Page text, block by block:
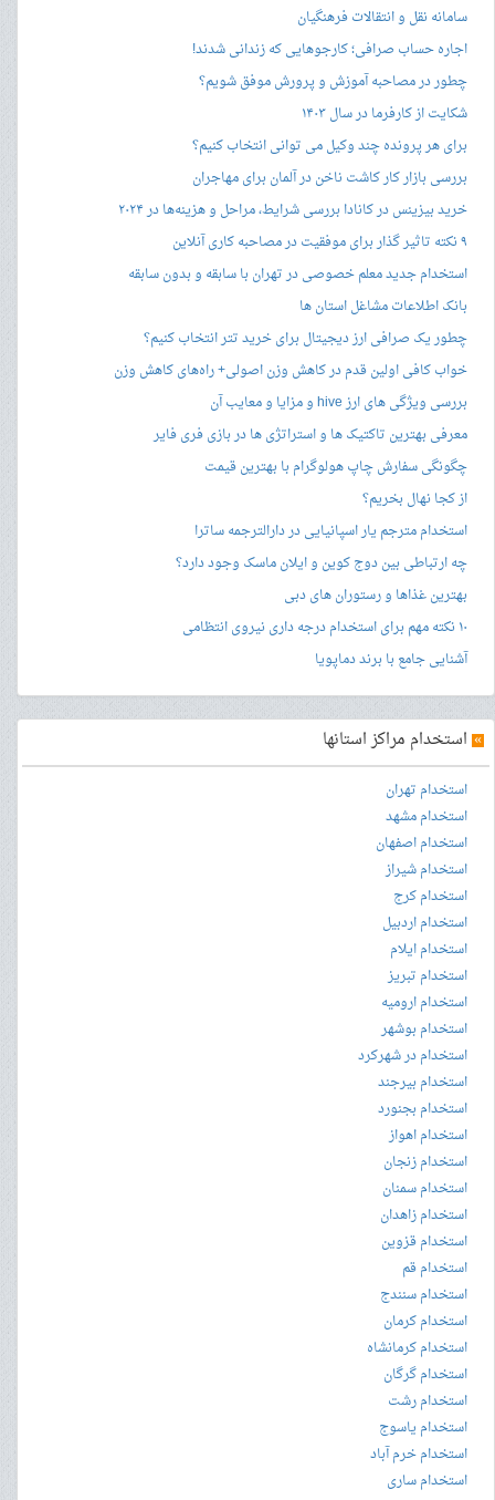
سامانه نقل و انتقالات فرهنگیان
اجاره حساب صرافی؛ کارجوهایی که زندانی شدند!
چطور در مصاحبه‌ آموزش و پرورش موفق شویم؟
شکایت از کارفرما در سال ۱۴۰۳
برای هر پرونده چند وکیل می توانی انتخاب کنیم؟
بررسی بازار کار کاشت ناخن در آلمان برای مهاجران
خرید بیزینس در کانادا بررسی شرایط، مراحل و هزینه‌ها در ۲۰۲۴
۹ نکته تاثیر گذار برای موفقیت در مصاحبه کاری آنلاین
استخدام جدید معلم خصوصی در تهران با سابقه و بدون سابقه
بانک اطلاعات مشاغل استان ها
چطور یک صرافی ارز دیجیتال برای خرید تتر انتخاب کنیم؟
خواب کافی اولین قدم در کاهش وزن اصولی+ راه‌های کاهش وزن
بررسی ویژگی های ارز hive و مزایا و معایب آن
معرفی بهترین تاکتیک ها و استراتژی ها در بازی فری فایر
چگونگی سفارش چاپ هولوگرام با بهترین قیمت
از کجا نهال بخریم؟
استخدام مترجم یار اسپانیایی در دارالترجمه ساترا
چه ارتباطی بین دوج کوین و ایلان ماسک وجود دارد؟
بهترین غذاها و رستوران های دبی
۱۰ نکته مهم برای استخدام درجه داری نیروی انتظامی
آشنایی جامع با برند دماپویا
» استخدام مراکز استانها
استخدام تهران
استخدام مشهد
استخدام اصفهان
استخدام شیراز
استخدام کرج
استخدام اردبیل
استخدام ایلام
استخدام تبریز
استخدام ارومیه
استخدام بوشهر
استخدام در شهرکرد
استخدام بیرجند
استخدام بجنورد
استخدام اهواز
استخدام زنجان
استخدام سمنان
استخدام زاهدان
استخدام قزوین
استخدام قم
استخدام سنندج
استخدام کرمان
استخدام کرمانشاه
استخدام گرگان
استخدام رشت
استخدام یاسوج
استخدام خرم آباد
استخدام ساری